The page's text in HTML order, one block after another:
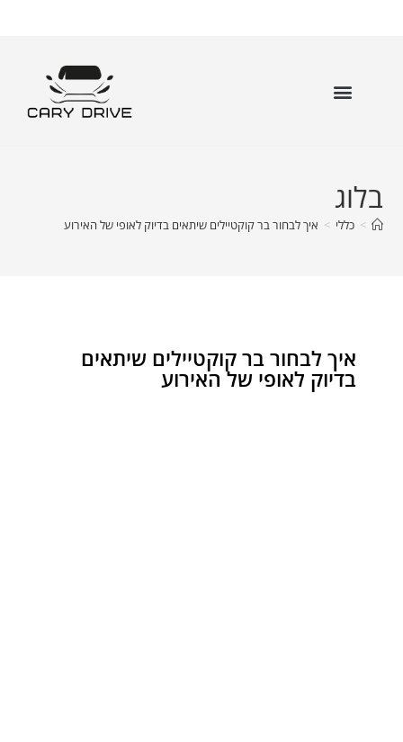
בלוג
> כללי > איך לבחור בר קוקטיילים שיתאים בדיוק לאופי של האירוע
איך לבחור בר קוקטיילים שיתאים
בדיוק לאופי של האירוע